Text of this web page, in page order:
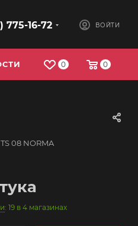
775-16-72 ВОЙТИ
0 0
08 NORMA
: 19 в 4 магазинах